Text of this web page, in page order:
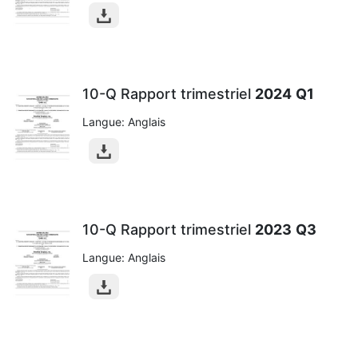
10-Q Rapport trimestriel 2024 Q1
Langue: Anglais
10-Q Rapport trimestriel 2023 Q3
Langue: Anglais